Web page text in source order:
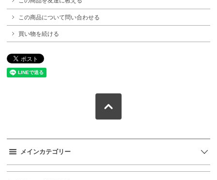
この商品について問い合わせる
買い物を続ける
メインカテゴリー